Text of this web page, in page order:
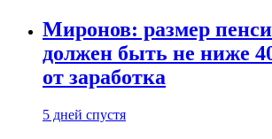
Миронов: размер
должен быть не ниже
от заработка
5 дней спустя